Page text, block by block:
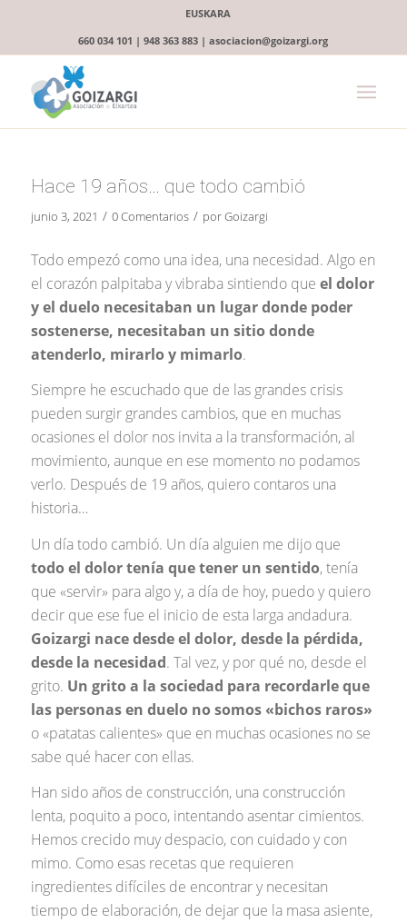
EUSKARA
660 034 101 | 948 363 883 | asociacion@goizargi.org
Hace 19 años… que todo cambió
junio 3, 2021 / 0 Comentarios / porGoizargi
Todo empezó como una idea, una necesidad. Algo en
el corazón palpitaba y vibraba sintiendo que el dolor
y el duelo necesitaban un lugar donde poder
sostenerse, necesitaban un sitio donde
atenderlo, mirarlo y mimarlo.
Siempre he escuchado que de las grandes crisis
pueden surgir grandes cambios, que en muchas
ocasiones el dolor nos invita a la transformación, al
movimiento, aunque en ese momento no podamos
verlo. Después de 19 años, quiero contaros una
historia…
Un día todo cambió. Un día alguien me dijo que
todo el dolor tenía que tener un sentido, tenía
que «servir» para algo y, a día de hoy, puedo y quiero
decir que ese fue el inicio de esta larga andadura.
Goizargi nace desde el dolor, desde la pérdida,
desde la necesidad. Tal vez, y por qué no, desde el
grito. Un grito a la sociedad para recordarle que
las personas en duelo no somos «bichos raros»
o «patatas calientes» que en muchas ocasiones no se
sabe qué hacer con ellas.
Han sido años de construcción, una construcción
lenta, poquito a poco, intentando asentar cimientos.
Hemos crecido muy despacio, con cuidado y con
mimo. Como esas recetas que requieren
ingredientes difíciles de encontrar y necesitan
tiempo de elaboración, de dejar que la masa asiente,